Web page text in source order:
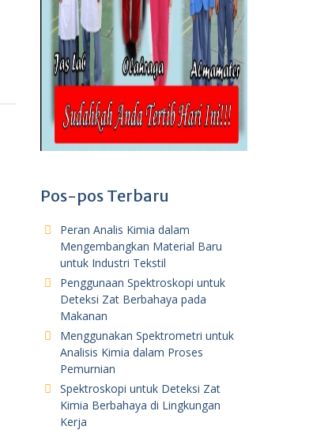
Pos-pos Terbaru
Peran Analis Kimia dalam
Mengembangkan Material Baru
untuk Industri Tekstil
Penggunaan Spektroskopi untuk
Deteksi Zat Berbahaya pada
Makanan
Menggunakan Spektrometri untuk
Analisis Kimia dalam Proses
Pemurnian
Spektroskopi untuk Deteksi Zat
Kimia Berbahaya di Lingkungan
Kerja